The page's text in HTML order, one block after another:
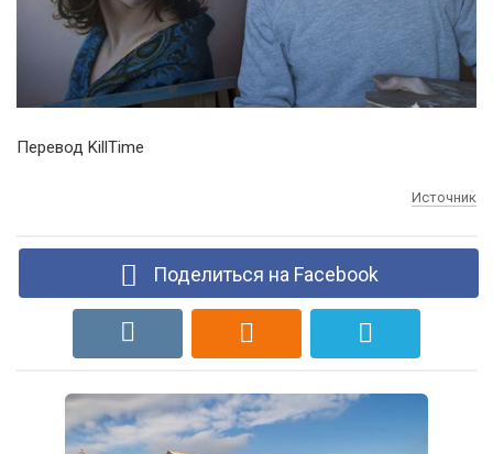
Перевод KillTime
Источник
Поделиться на Facebook